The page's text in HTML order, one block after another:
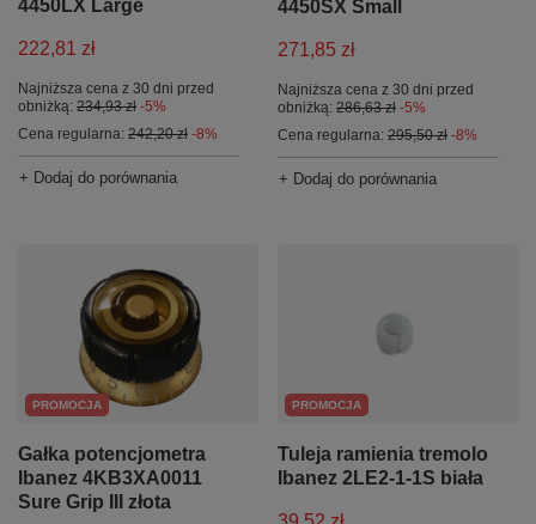
4450LX Large
222,81 zł
Najniższa cena z 30 dni przed
obniżką: 234,93 zł -5%
Cena regularna: 242,20 zł -8%
+ Dodaj do porównania
4450SX Small
271,85 zł
Najniższa cena z 30 dni przed
obniżką: 286,63 zł -5%
Cena regularna: 295,50 zł -8%
+ Dodaj do porównania
PROMOCJA
Gałka potencjometra
Ibanez 4KB3XA0011
Sure Grip III złota
PROMOCJA
Tuleja ramienia tremolo
Ibanez 2LE2-1-1S biała